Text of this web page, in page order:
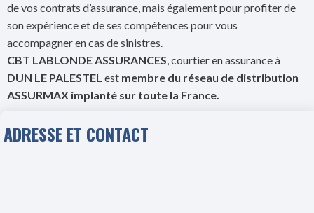
de vos contrats d’assurance, mais également pour profiter de
son expérience et de ses compétences pour vous
accompagner en cas de sinistres.
CBT LABLONDE ASSURANCES, courtier en assurance à
DUN LE PALESTEL est membre du réseau de distribution
ASSURMAX implanté sur toute la France.
ADRESSE ET CONTACT